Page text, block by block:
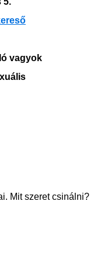
vagyok
Mit szeret csinálni?